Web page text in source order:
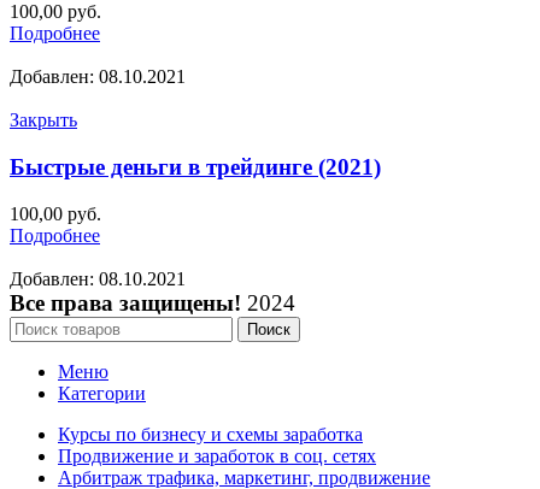
100,00 руб.
Подробнее
Добавлен: 08.10.2021
Закрыть
Быстрые деньги в трейдинге (2021)
100,00 руб.
Подробнее
Добавлен: 08.10.2021
Все права защищены! 2024
Поиск
Меню
Категории
Курсы по бизнесу и схемы заработка
Продвижение и заработок в соц. сетях
Арбитраж трафика, маркетинг, продвижение